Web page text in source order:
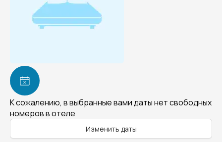
К сожалению, в выбранные вами даты нет свободных
номеров в отеле
Изменить даты